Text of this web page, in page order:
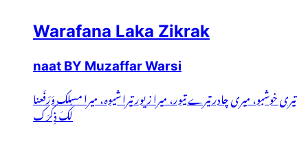
Warafana Laka Zikrak
naat BY Muzaffar Warsi
تیری خوشبو، میری چادر تیرے تیور، میرا زیور تیرا شیوہ، میرا مسلک وَرَفَعنا
لَکَ ذِکرَک